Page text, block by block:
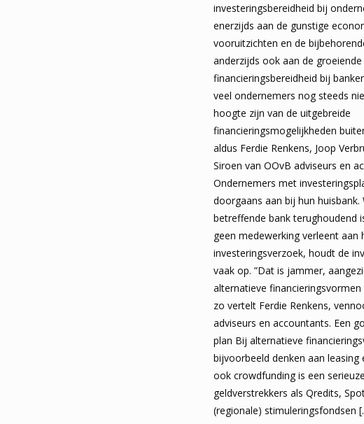
investeringsbereidheid bij
enerzijds aan de gunstige
vooruitzichten en de
anderzijds ook aan de groeiende
financieringsbereidheid bij
veel ondernemers nog steeds
hoogte zijn van de uitgebreide
financieringsmogelijkheden
aldus Ferdie Renkens, Joop
Siroen van OOvB adviseurs en
Ondernemers met
doorgaans aan bij hun huisbank.
betreffende bank terughoudend
geen medewerking verleent aan
investeringsverzoek, houdt de
vaak op. ”Dat is jammer,
alternatieve financieringsvormen
zo vertelt Ferdie Renkens,
adviseurs en accountants. Een
plan Bij alternatieve
bijvoorbeeld denken aan leasing
ook crowdfunding is een serieuze
geldverstrekkers als Qredits,
(regionale) stimuleringsfondsen